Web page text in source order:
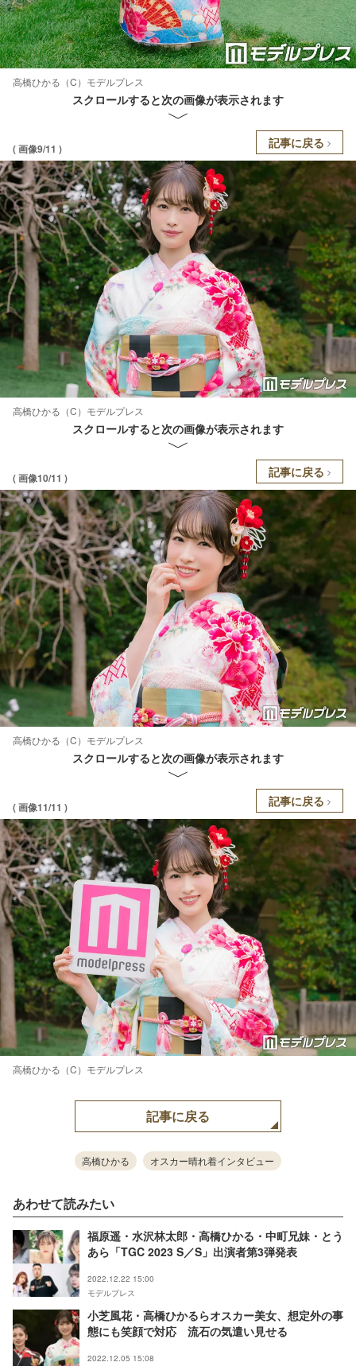
高橋ひかる（C）モデルプレス
スクロールすると次の画像が表示されます
( 画像9/11 ) 記事に戻る
高橋ひかる（C）モデルプレス
スクロールすると次の画像が表示されます
( 画像10/11 ) 記事に戻る
高橋ひかる（C）モデルプレス
スクロールすると次の画像が表示されます
( 画像11/11 ) 記事に戻る
高橋ひかる（C）モデルプレス
記事に戻る
高橋ひかる オスカー晴れ着インタビュー
あわせて読みたい
福原遥・水沢林太郎・高橋ひかる・中町兄妹・とう
あら「TGC 2023 S／S」出演者第3弾発表
2022.12.22 15:00
モデルプレス
小芝風花・高橋ひかるらオスカー美女、想定外の事
態にも笑顔で対応 流石の気遣い見せる
2022.12.05 15:08